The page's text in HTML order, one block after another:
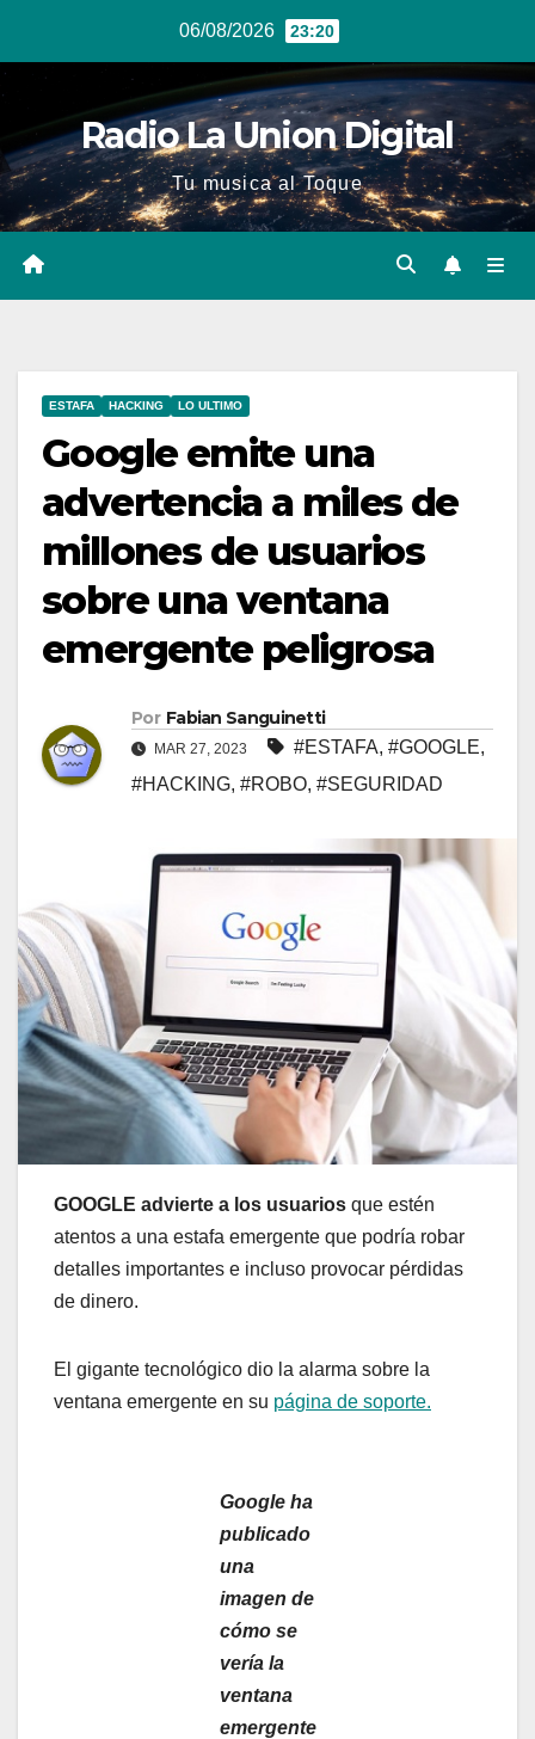
06/08/2026 23:20
Radio La Union Digital
Tu musica al Toque
ESTAFA HACKING LO ULTIMO
Google emite una
advertencia a miles de
millones de usuarios
sobre una ventana
emergente peligrosa
Por Fabian Sanguinetti
MAR 27, 2023 #ESTAFA, #GOOGLE,
#HACKING, #ROBO, #SEGURIDAD
GOOGLE advierte a los usuarios que estén
atentos a una estafa emergente que podría robar
detalles importantes e incluso provocar pérdidas
de dinero.
El gigante tecnológico dio la alarma sobre la
ventana emergente en su página de soporte.
Google ha
publicado
una
imagen de
cómo se
vería la
ventana
emergente